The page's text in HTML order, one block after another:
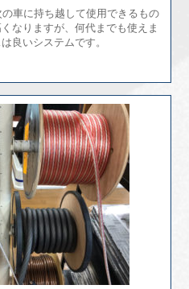
車に持ち越して使用できるもの
なりますが、何代までも使えま
良いシステムです。